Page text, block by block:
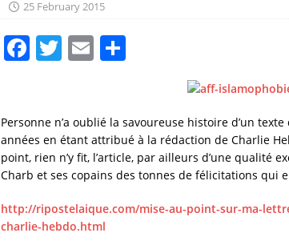
25 February 2015
F
e
b
o
o
k
T
te
r
E
l re
Personne n’a oublié la savoureuse histoire d’un
années en étant attribué à la rédaction de Charlie
point, rien n’y fit, l’article, par ailleurs d’une qualité
Charb et ses copains des tonnes de félicitations qui
http://ripostelaique.com/mise-au-point-sur-ma-
charlie-hebdo.html